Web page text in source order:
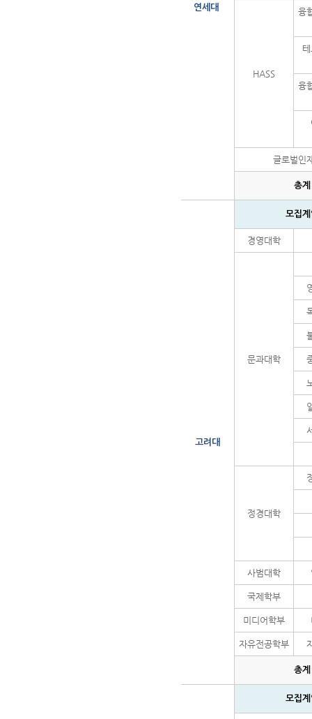
연세대
HASS
융
융
글로벌인
총계
고려대
모집계
경영대학
문과대학
정경대학
사범대학
국제학부
미디어학부
자유전공학부
총계
모집계